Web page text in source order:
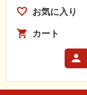
お気に入り
カート